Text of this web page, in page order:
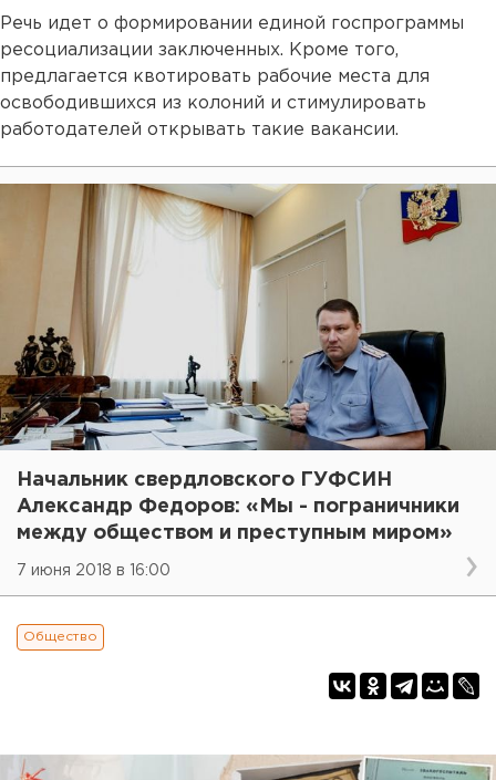
Речь идет о формировании единой госпрограммы
ресоциализации заключенных. Кроме того,
предлагается квотировать рабочие места для
освободившихся из колоний и стимулировать
работодателей открывать такие вакансии.
Начальник свердловского ГУФСИН
Александр Федоров: «Мы - пограничники
между обществом и преступным миром»
7 июня 2018 в 16:00
Общество